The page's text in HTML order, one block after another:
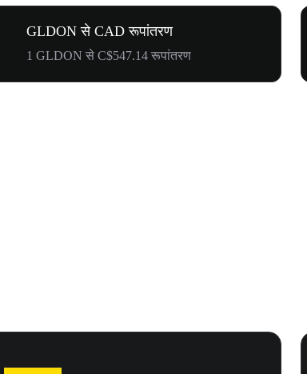
GLDON से CAD रूपांतरण
1 GLDON से C$547.14 रूपांतरण